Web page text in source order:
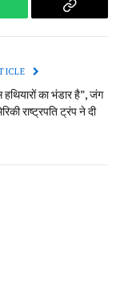
Copy
हथियारों का भंडार है”, जंग
राष्ट्रपति ट्रंप ने दी